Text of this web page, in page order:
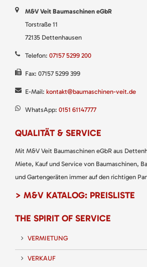
M&V Veit Baumaschinen eGbR
Torstraße 11
72135 Dettenhausen
Telefon: 07157 5299 200
Fax: 07157 5299 399
E-Mail: kontakt@baumaschinen-veit.de
WhatsApp: 0151 61147777
QUALITÄT & SERVICE
Mit M&V Veit Baumaschinen eGbR aus
Miete, Kauf und Service von Baumaschinen,
und Gartengeräten immer auf den richtigen
> M&V KATALOG: PREISLISTE
THE SPIRIT OF SERVICE
VERMIETUNG
VERKAUF